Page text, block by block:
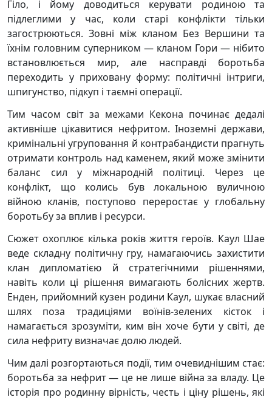
Гіло, і йому доводиться керувати родиною та
підлеглими у час, коли старі конфлікти тільки
загострюються. Зовні між кланом Без Вершини та
їхнім головним суперником — кланом Гори — нібито
встановлюється мир, але насправді боротьба
переходить у приховану форму: політичні інтриги,
шпигунство, підкуп і таємні операції.
Тим часом світ за межами Кекона починає дедалі
активніше цікавитися нефритом. Іноземні держави,
кримінальні угруповання й контрабандисти прагнуть
отримати контроль над каменем, який може змінити
баланс сил у міжнародній політиці. Через це
конфлікт, що колись був локальною вуличною
війною кланів, поступово переростає у глобальну
боротьбу за вплив і ресурси.
Сюжет охоплює кілька років життя героїв. Каул Шае
веде складну політичну гру, намагаючись захистити
клан дипломатією й стратегічними рішеннями,
навіть коли ці рішення вимагають болісних жертв.
Енден, прийомний кузен родини Каул, шукає власний
шлях поза традиціями воїнів-зелених кісток і
намагається зрозуміти, ким він хоче бути у світі, де
сила нефриту визначає долю людей.
Чим далі розгортаються події, тим очевиднішим стає:
боротьба за нефрит — це не лише війна за владу. Це
історія про родинну вірність, честь і ціну рішень, які